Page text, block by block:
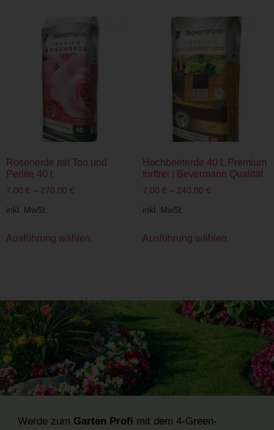
Rosenerde mit Ton und
Perlite 40 l
7,00 € – 270,00 €
inkl. MwSt.
Ausführung wählen
Hochbeeterde 40 L Premium
torffrei | Bevermann Qualität
7,00 € – 240,00 €
inkl. MwSt.
Ausführung wählen
Werde zum Garten Profi mit dem 4-Green-